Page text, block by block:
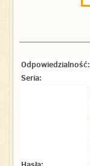
Odpowiedzialność:
Seria: